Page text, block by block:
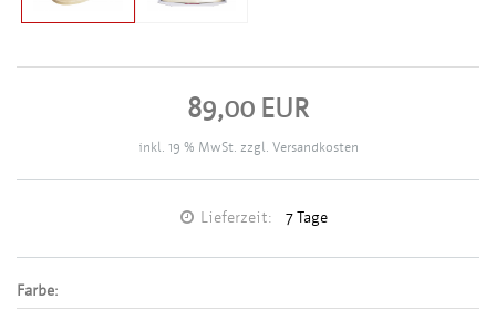
89,00 EUR
inkl. 19 % MwSt. zzgl. Versandkosten
Lieferzeit: 7 Tage
Farbe: